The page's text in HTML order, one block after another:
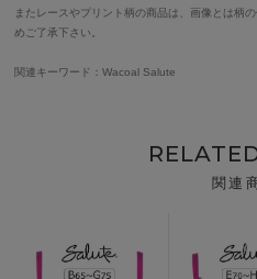
またレースやプリント柄の商品は、画像とは柄
めご了承下さい。
関連キーワード：Wacoal Salute
関連